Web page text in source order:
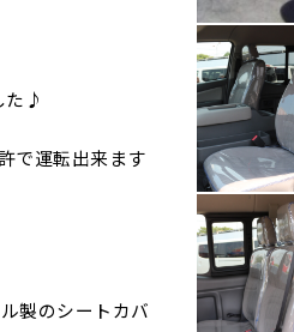
た♪
で運転出来ます
製のシートカバ